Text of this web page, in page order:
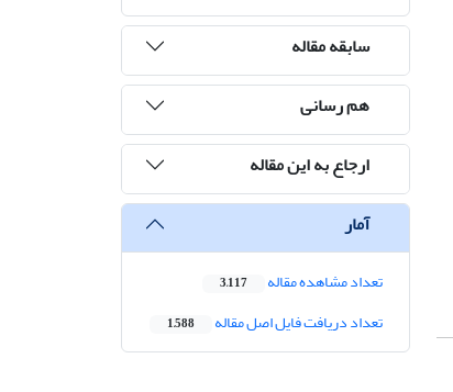
سابقه مقاله
هم رسانی
ارجاع به این مقاله
آمار
تعداد مشاهده مقاله 3,117
تعداد دریافت فایل اصل مقاله 1,588